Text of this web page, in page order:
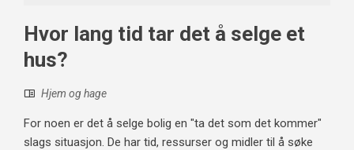
Hvor lang tid tar det å selge et
hus?
Hjem og hage
For noen er det å selge bolig en "ta det som det kommer"
slags situasjon. De har tid, ressurser og midler til å søke